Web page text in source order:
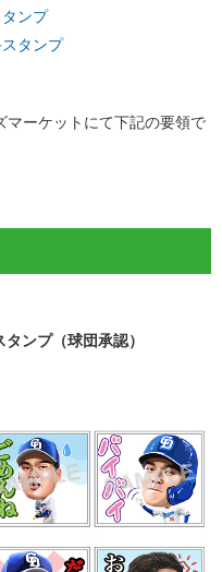
ンプ
タンプ
ーケットにて下記の要領で
ンプ（球団承認）